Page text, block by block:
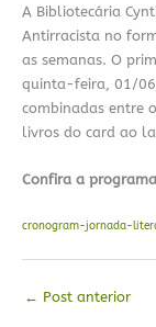
A Bibliotecária
Antirracista no
as semanas. O
quinta-feira, 01/
combinadas entre
livros do card ao
Confira a
cronogram-jornada-
← Post anterior